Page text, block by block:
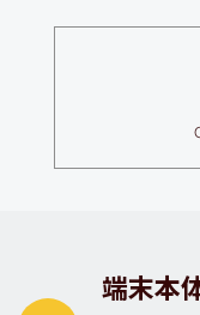
端末本